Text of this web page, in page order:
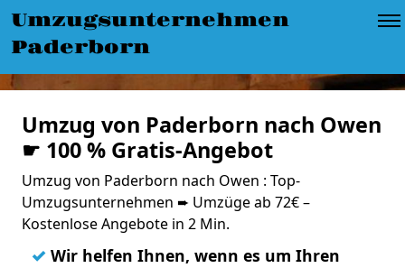
Umzugsunternehmen
Paderborn
Umzug von Paderborn nach Owen
☛ 100 % Gratis-Angebot
Umzug von Paderborn nach Owen : Top-
Umzugsunternehmen ➨ Umzüge ab 72€ –
Kostenlose Angebote in 2 Min.
✓ Wir helfen Ihnen, wenn es um Ihren